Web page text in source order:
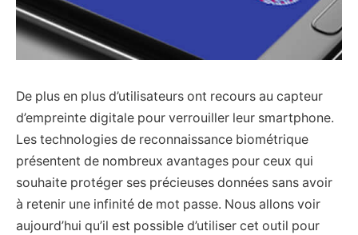
De plus en plus d’utilisateurs ont recours au capteur
d’empreinte digitale pour verrouiller leur smartphone.
Les technologies de reconnaissance biométrique
présentent de nombreux avantages pour ceux qui
souhaite protéger ses précieuses données sans avoir
à retenir une infinité de mot passe. Nous allons voir
aujourd’hui qu’il est possible d’utiliser cet outil pour